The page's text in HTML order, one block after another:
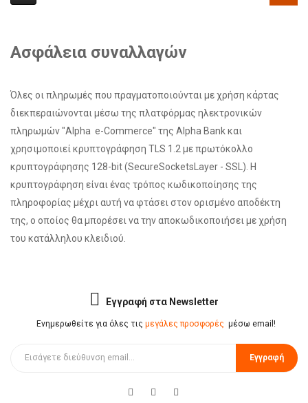
Ασφάλεια συναλλαγών
Όλες οι πληρωμές που πραγματοποιούνται με χρήση κάρτας
διεκπεραιώνονται μέσω της πλατφόρμας ηλεκτρονικών
πληρωμών "Alpha e-Commerce" της Alpha Bank και
χρησιμοποιεί κρυπτογράφηση TLS 1.2 με πρωτόκολλο
κρυπτογράφησης 128-bit (SecureSocketsLayer - SSL). Η
κρυπτογράφηση είναι ένας τρόπος κωδικοποίησης της
πληροφορίας μέχρι αυτή να φτάσει στον ορισμένο αποδέκτη
της, ο οποίος θα μπορέσει να την αποκωδικοποιήσει με χρήση
του κατάλληλου κλειδιού.
Εγγραφή στα Newsletter
Ενημερωθείτε για όλες τις μεγάλες προσφορές μέσω email!
Εγγραφή